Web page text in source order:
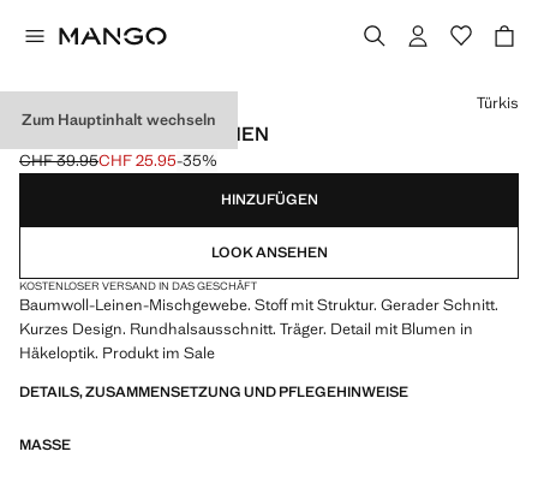
Zum Hauptinhalt wechseln
HÄKELKLEID MIT BLUMEN
Ausgangspreis durchgestrichen [CHF 39.95 ]
CHF 39.95
Aktueller Preis [CHF 25.95 ]
CHF 25.95-35%
Wählen Sie eine Farbe
Türkis
HINZUFÜGEN
LOOK ANSEHEN
KOSTENLOSER VERSAND IN DAS GESCHÄFT
Baumwoll-Leinen-Mischgewebe. Stoff mit Struktur. Gerader Schnitt.
Kurzes Design. Rundhalsausschnitt. Träger. Detail mit Blumen in
Häkeloptik. Produkt im Sale
DETAILS, ZUSAMMENSETZUNG UND PFLEGEHINWEISE
MASSE